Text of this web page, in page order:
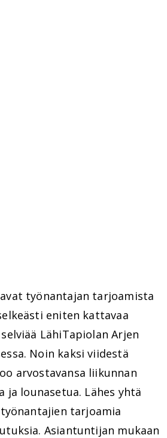
työnantajan tarjoamista
eniten kattavaa
LähiTapiolan Arjen
Noin kaksi viidestä
arvostavansa liikunnan
ja lounasetua. Lähes yhtä
tarjoamia
Asiantuntijan mukaan